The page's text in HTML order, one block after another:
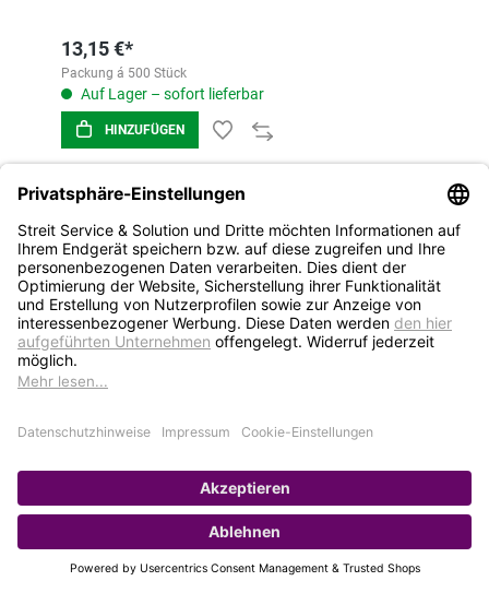
13,15 €*
Packung á 500 Stück
Auf Lager – sofort lieferbar
HINZUFÜGEN
1 2 3 4 5
STREIT Newsletter
Neue Produkte, Blogbeiträge, Eventeinladungen und
Bleiben Sie auf dem Laufenden und abonnieren Sie
gerne unseren Newsletter: